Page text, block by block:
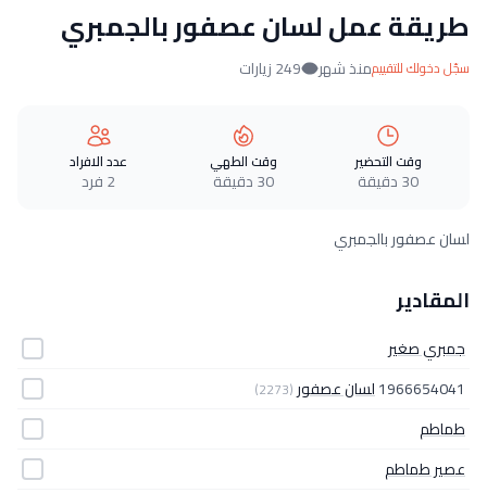
طريقة عمل لسان عصفور بالجمبري
سجّل دخولك للتقييممنذ شهر 249 زيارات
وقت التحضير
30 دقيقة
وقت الطهي
30 دقيقة
عدد الافراد
2 فرد
لسان عصفور بالجمبري
المقادير
جمبري صغير
1966654041لسان عصفور (2273)
طماطم
عصير طماطم